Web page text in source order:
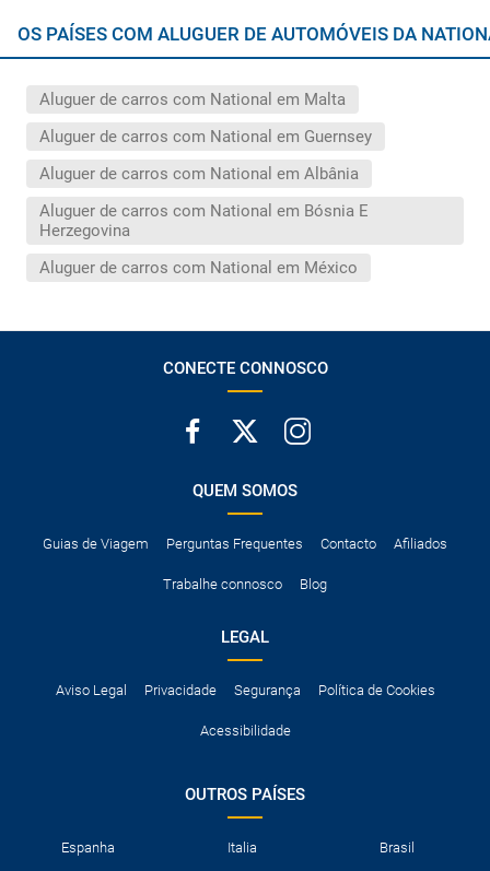
OS PAÍSES COM ALUGUER DE AUTOMÓVEIS DA
Aluguer de carros com National em Malta
Aluguer de carros com National em Guernsey
Aluguer de carros com National em Albânia
Aluguer de carros com National em Bósnia E
Herzegovina
Aluguer de carros com National em México
CONECTE CONNOSCO
QUEM SOMOS
Guias de Viagem Perguntas Frequentes Contacto Afiliados
Trabalhe connosco Blog
LEGAL
Aviso Legal Privacidade Segurança Política de Cookies
Acessibilidade
OUTROS PAÍSES
Espanha Italia Brasil